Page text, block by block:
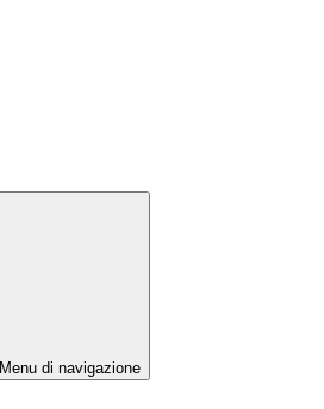
Menu di navigazione